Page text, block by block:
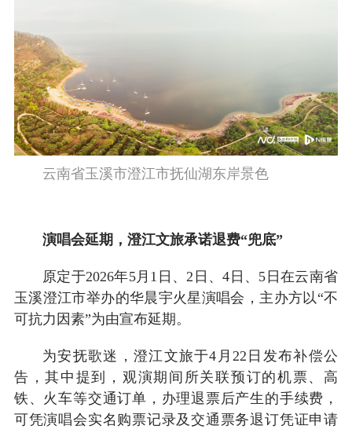
云南省玉溪市澄江市抚仙湖东岸景色
演唱会延期，澄江文旅承诺退费“兜底”
原定于2026年5月1日、2日、4日、5日在云南省
玉溪澄江市举办的华晨宇火星演唱会，主办方以“不
可抗力因素”为由宣布延期。
为安抚歌迷，澄江文旅于4月22日发布补偿公
告，其中提到，观演期间所关联预订的机票、高
铁、火车等交通订单，办理退票后产生的手续费，
可凭演唱会实名购票记录及交通票务退订凭证申请